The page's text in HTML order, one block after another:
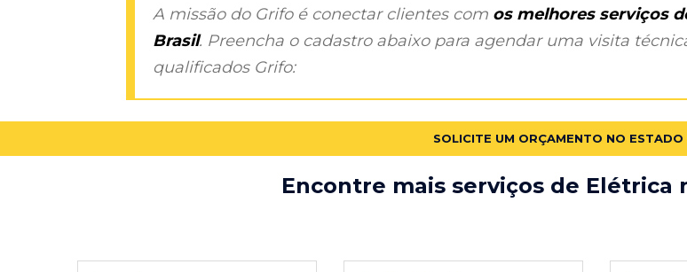
A missão do Grifo é conectar clientes com os melhores serviços
Brasil. Preencha o cadastro abaixo para agendar uma visita
qualificados Grifo:
SOLICITE UM ORÇAMENTO NO
Encontre mais serviços de Elétrica